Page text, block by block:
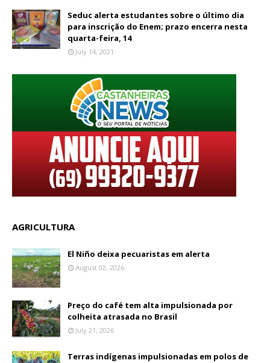
Seduc alerta estudantes sobre o último dia
para inscrição do Enem; prazo encerra nesta
quarta-feira, 14
July 14, 2021
AGRICULTURA
El Niño deixa pecuaristas em alerta
August 02, 2026
Preço do café tem alta impulsionada por
colheita atrasada no Brasil
July 21, 2026
Terras indígenas impulsionadas em polos de